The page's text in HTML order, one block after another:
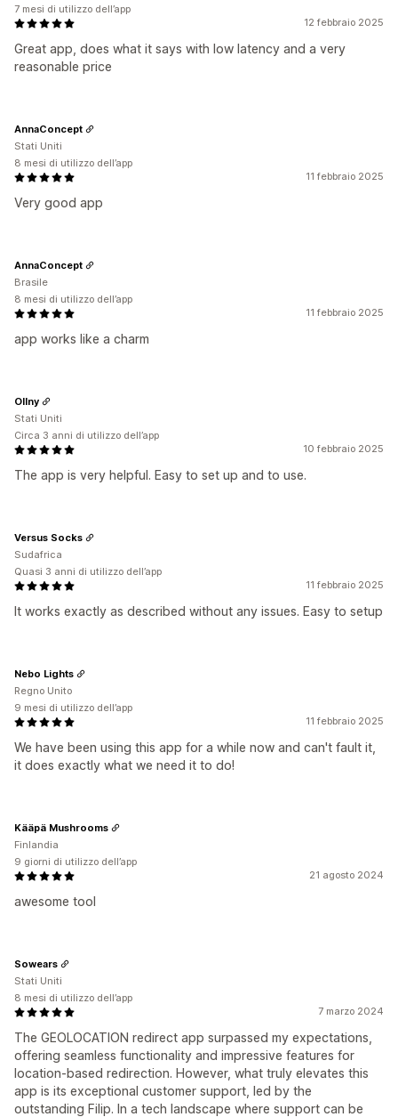
12 febbraio 2025
Great app, does what it says with low latency and a very
reasonable price
7 mesi di utilizzo dell’app
11 febbraio 2025
Very good app
AnnaConcept
Stati Uniti
8 mesi di utilizzo dell’app
11 febbraio 2025
app works like a charm
AnnaConcept
Brasile
8 mesi di utilizzo dell’app
10 febbraio 2025
The app is very helpful. Easy to set up and to use.
Ollny
Stati Uniti
Circa 3 anni di utilizzo dell’app
11 febbraio 2025
It works exactly as described without any issues. Easy to setup
Versus Socks
Sudafrica
Quasi 3 anni di utilizzo dell’app
11 febbraio 2025
We have been using this app for a while now and can't fault it,
it does exactly what we need it to do!
Nebo Lights
Regno Unito
9 mesi di utilizzo dell’app
21 agosto 2024
awesome tool
Kääpä Mushrooms
Finlandia
9 giorni di utilizzo dell’app
7 marzo 2024
The GEOLOCATION redirect app surpassed my expectations,
offering seamless functionality and impressive features for
location-based redirection. However, what truly elevates this
app is its exceptional customer support, led by the
outstanding Filip. In a tech landscape where support can be
Sowears
Stati Uniti
8 mesi di utilizzo dell’app